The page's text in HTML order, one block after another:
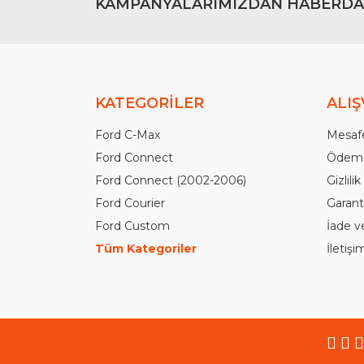
KAMPANYALARIMIZDAN
KATEGORİLER
Ford C-Max
Ford Connect
Ford Connect (2002-2006)
Ford Courier
Ford Custom
Tüm Kategoriler
İade